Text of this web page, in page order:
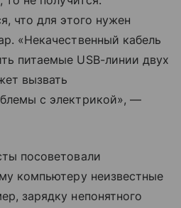
что для этого нужен
«Некачественный кабель
питаемые USB-линии двух
вызвать
с электрикой», —
посоветовали
компьютеру неизвестные
зарядку непонятного